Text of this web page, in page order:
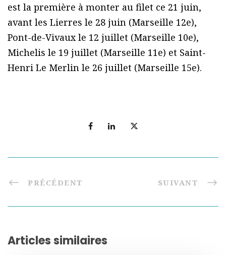
est la première à monter au filet ce 21 juin,
avant les Lierres le 28 juin (Marseille 12e),
Pont-de-Vivaux le 12 juillet (Marseille 10e),
Michelis le 19 juillet (Marseille 11e) et Saint-
Henri Le Merlin le 26 juillet (Marseille 15e).
PRÉCÉDENT SUIVANT
Articles similaires